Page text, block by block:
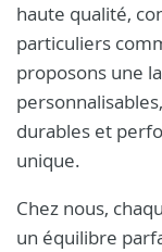
haute qualité,
particuliers
proposons une
durables et
unique.
Chez nous,
un équilibre